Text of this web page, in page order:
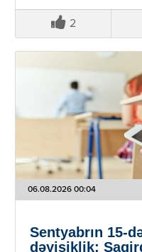
2
06.08.2026 00:04
Sentyabrın 15-
dəyişiklik: